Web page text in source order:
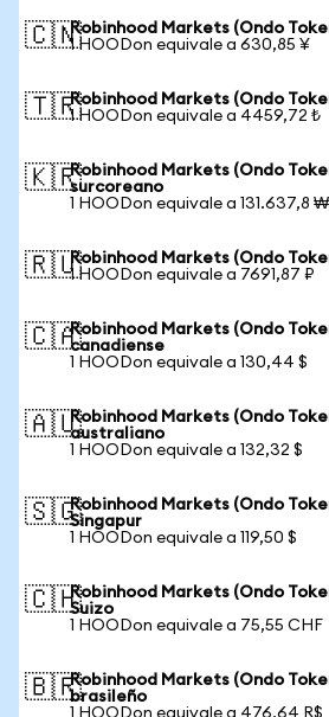
🇨🇳Robinhood Markets (Ondo
1 HOODon equivale a 630,85 ¥
🇹🇷Robinhood Markets (Ondo
1 HOODon equivale a 4459,72 ₺
🇰🇷Robinhood Markets (Ondo
surcoreano
1 HOODon equivale a 131.637,8 ₩
🇷🇺Robinhood Markets (Ondo
1 HOODon equivale a 7691,87 ₽
🇨🇦Robinhood Markets (Ondo
canadiense
1 HOODon equivale a 130,44 $
🇦🇺Robinhood Markets (Ondo
australiano
1 HOODon equivale a 132,32 $
🇸🇬Robinhood Markets (Ondo
Singapur
1 HOODon equivale a 119,50 $
🇨🇭Robinhood Markets (Ondo
Suizo
1 HOODon equivale a 75,55 CHF
🇧🇷Robinhood Markets (Ondo
brasileño
1 HOODon equivale a 476,64 R$